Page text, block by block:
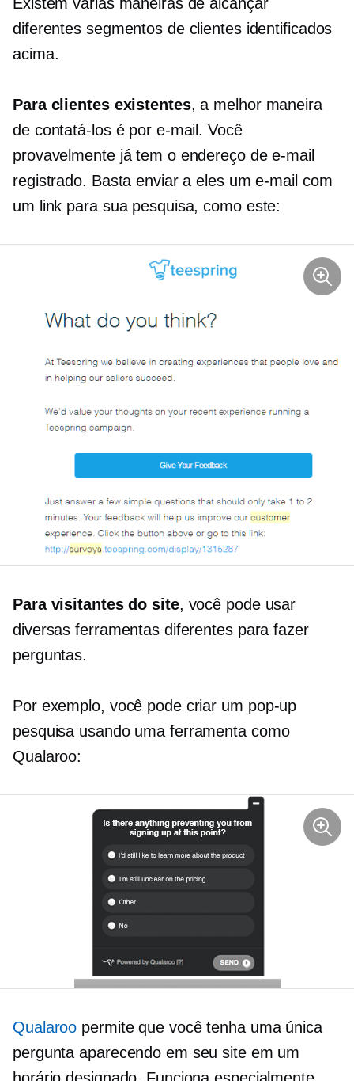
diferentes segmentos de clientes identificados
acima.
Para clientes existentes, a melhor maneira
de contatá-los é por e-mail. Você
provavelmente já tem o endereço de e-mail
registrado. Basta enviar a eles um e-mail com
um link para sua pesquisa, como este:
Para visitantes do site, você pode usar
diversas ferramentas diferentes para fazer
perguntas.
Por exemplo, você pode criar um pop-up
pesquisa usando uma ferramenta como
Qualaroo:
Qualaroo permite que você tenha uma única
pergunta aparecendo em seu site em um